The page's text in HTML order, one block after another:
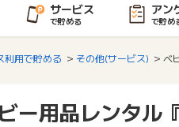
サービス
で貯める
アン
で貯め
利用で貯める その他(サービス) ベ
ー用品レンタル